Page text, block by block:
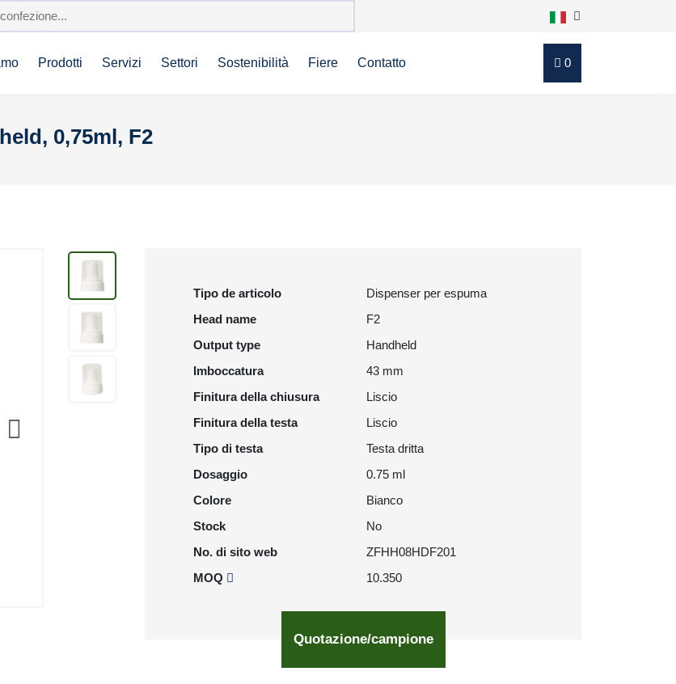
Prodotti Servizi Settori Sostenibilità Fiere Contatto 0
0,75ml, F2
Tipo de articolo
Dispenser per espuma
Head name
F2
Output type
Handheld
Imboccatura
43 mm
Finitura della chiusura
Liscio
Finitura della testa
Liscio
Tipo di testa
Testa dritta
Dosaggio
0.75 ml
Colore
Bianco
Stock
No
No. di sito web
ZFHH08HDF201
MOQ
10.350
Quotazione/campione